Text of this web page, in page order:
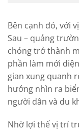
Bên cạnh đó, với
Sau – quảng
chóng trở thành
phần làm mới
gian xung quanh
hướng nhìn ra
người dân và du
Nhờ lợi thế vị trí